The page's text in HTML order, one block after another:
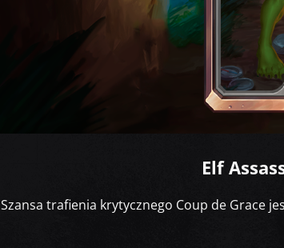
Elf
Szansa trafienia krytycznego Coup de Grace